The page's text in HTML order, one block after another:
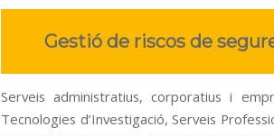
Gestió de riscos de
Serveis administratius, corporatius i
Tecnologies d’Investigació, Serveis